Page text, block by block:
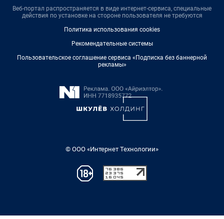
Веб-портал распространяется в виде интернет-сервиса, специальные
действия по установке на стороне пользователя не требуются
Политика использования cookies
Рекомендательные системы
Пользовательское соглашение сервиса «Подписка без баннерной
рекламы»
© ООО «Интернет Технологии»